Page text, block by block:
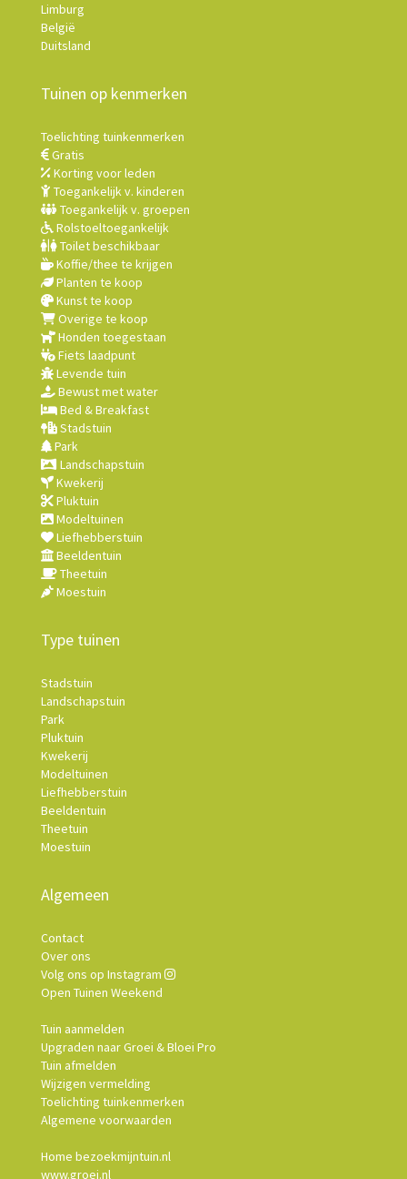
Limburg
België
Duitsland
Tuinen op kenmerken
Toelichting tuinkenmerken
Gratis
Korting voor leden
Toegankelijk v. kinderen
Toegankelijk v. groepen
Rolstoeltoegankelijk
Toilet beschikbaar
Koffie/thee te krijgen
Planten te koop
Kunst te koop
Overige te koop
Honden toegestaan
Fiets laadpunt
Levende tuin
Bewust met water
Bed & Breakfast
Stadstuin
Park
Landschapstuin
Kwekerij
Pluktuin
Modeltuinen
Liefhebberstuin
Beeldentuin
Theetuin
Moestuin
Type tuinen
Stadstuin
Landschapstuin
Park
Pluktuin
Kwekerij
Modeltuinen
Liefhebberstuin
Beeldentuin
Theetuin
Moestuin
Algemeen
Contact
Over ons
Volg ons op Instagram
Open Tuinen Weekend
Tuin aanmelden
Upgraden naar Groei & Bloei Pro
Tuin afmelden
Wijzigen vermelding
Toelichting tuinkenmerken
Algemene voorwaarden
Home bezoekmijntuin.nl
www.groei.nl